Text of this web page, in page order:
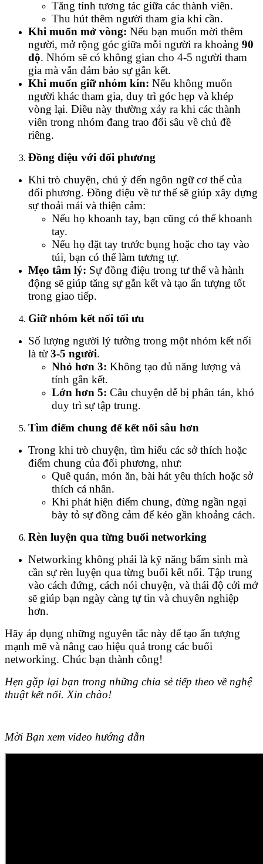
Tăng tính tương tác giữa các thành viên.
Thu hút thêm người tham gia khi cần.
Khi muốn mở vòng: Nếu bạn muốn mời thêm
người, mở rộng góc giữa mỗi người ra khoảng 90
độ. Nhóm sẽ có không gian cho 4-5 người tham
gia mà vẫn đảm bảo sự gắn kết.
Khi muốn giữ nhóm kín: Nếu không muốn
người khác tham gia, duy trì góc hẹp và khép
vòng lại. Điều này thường xảy ra khi các thành
viên trong nhóm đang trao đổi sâu về chủ đề
riêng.
Đồng điệu với đối phương
Khi trò chuyện, chú ý đến ngôn ngữ cơ thể của
đối phương. Đồng điệu về tư thế sẽ giúp xây dựng
sự thoải mái và thiện cảm:
Nếu họ khoanh tay, bạn cũng có thể khoanh
tay.
Nếu họ đặt tay trước bụng hoặc cho tay vào
túi, bạn có thể làm tương tự.
Mẹo tâm lý: Sự đồng điệu trong tư thế và hành
động sẽ giúp tăng sự gắn kết và tạo ấn tượng tốt
trong giao tiếp.
Giữ nhóm kết nối tối ưu
Số lượng người lý tưởng trong một nhóm kết nối
là từ3-5 người.
Nhỏ hơn 3: Không tạo đủ năng lượng và
tính gắn kết.
Lớn hơn 5: Câu chuyện dễ bị phân tán, khó
duy trì sự tập trung.
Tìm điểm chung để kết nối sâu hơn
Trong khi trò chuyện, tìm hiểu các sở thích hoặc
điểm chung của đối phương, như:
Quê quán, món ăn, bài hát yêu thích hoặc sở
thích cá nhân.
Khi phát hiện điểm chung, đừng ngần ngại
bày tỏ sự đồng cảm để kéo gần khoảng cách.
Rèn luyện qua từng buổi networking
Networking không phải là kỹ năng bẩm sinh mà
cần sự rèn luyện qua từng buổi kết nối. Tập trung
vào cách đứng, cách nói chuyện, và thái độ cởi mở
sẽ giúp bạn ngày càng tự tin và chuyên nghiệp
hơn.
Hãy áp dụng những nguyên tắc này để tạo ấn tượng
mạnh mẽ và nâng cao hiệu quả trong các buổi
networking. Chúc bạn thành công!
Hẹn gặp lại bạn trong những chia sẻ tiếp theo về nghệ
thuật kết nối. Xin chào!
Mời Bạn xem video hướng dẫn